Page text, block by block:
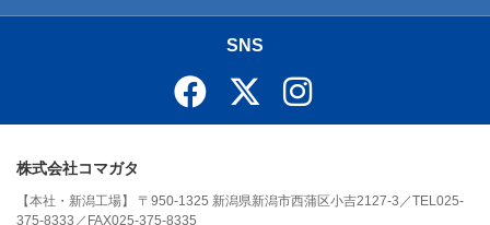
SNS
株式会社コマガタ
【本社・新潟工場】 〒950-1325 新潟県新潟市西蒲区小吉2127-3／TEL025-
375-8333／FAX025-375-8335